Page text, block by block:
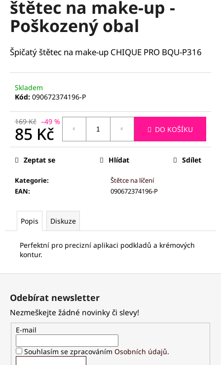
štětec na make-up -
Poškozený obal
Špičatý štětec na make-up CHIQUE PRO BQU-P316
Skladem
Kód: 090672374196-P
169 Kč –49 %
85 Kč
Měrná
DO KOŠÍKU
Kategorie:
Štětce na líčení
EAN: 090672374196-P
Zeptat se Hlídat Sdílet
Popis Diskuze
Perfektní pro precizní aplikaci podkladů a krémových
kontur.
a
j
t
HLEDAT
D
p
o
u
e
CESTOVNÍ
KOSMETICKÁ
SADA
DÁVKOVAČI
7KS
Z
Odebírat newsletter
Nezmeškejte žádné novinky či slevy!
E-mail
Souhlasím se zpracováním Osobních údajů.